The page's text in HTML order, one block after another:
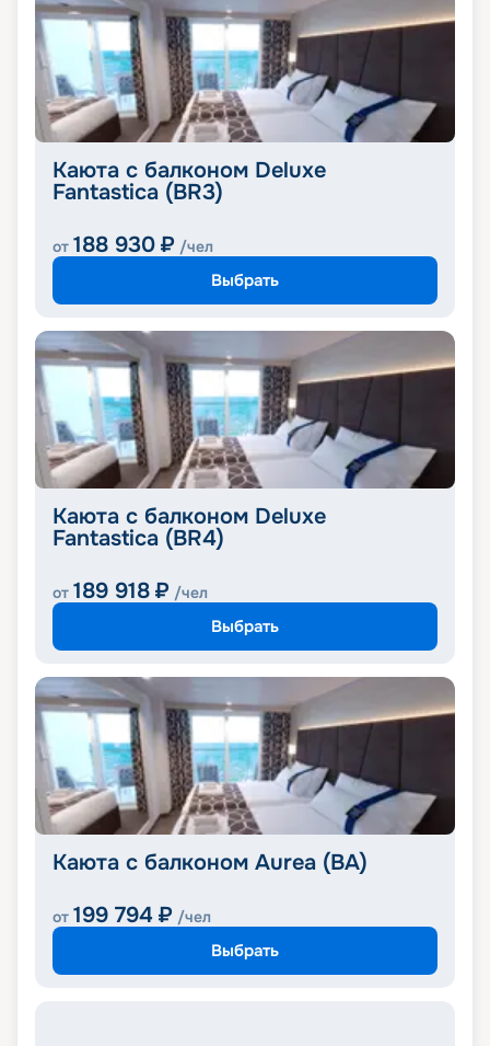
Каюта с балконом Deluxe
Fantastica (BR3)
от 188 930 ₽ /чел
Выбрать
Каюта с балконом Deluxe
Fantastica (BR4)
от 189 918 ₽ /чел
Выбрать
Каюта с балконом Aurea (BA)
от 199 794 ₽ /чел
Выбрать